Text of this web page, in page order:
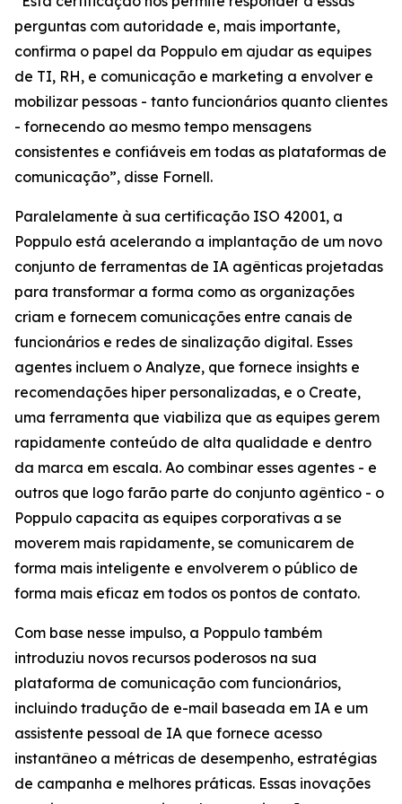
perguntas com autoridade e, mais importante,
confirma o papel da Poppulo em ajudar as equipes
de TI, RH, e comunicação e marketing a envolver e
mobilizar pessoas - tanto funcionários quanto clientes
- fornecendo ao mesmo tempo mensagens
consistentes e confiáveis em todas as plataformas de
comunicação”, disse Fornell.
Paralelamente à sua certificação ISO 42001, a
Poppulo está acelerando a implantação de um novo
conjunto de ferramentas de IA agênticas projetadas
para transformar a forma como as organizações
criam e fornecem comunicações entre canais de
funcionários e redes de sinalização digital. Esses
agentes incluem o Analyze, que fornece insights e
recomendações hiper personalizadas, e o Create,
uma ferramenta que viabiliza que as equipes gerem
rapidamente conteúdo de alta qualidade e dentro
da marca em escala. Ao combinar esses agentes - e
outros que logo farão parte do conjunto agêntico - o
Poppulo capacita as equipes corporativas a se
moverem mais rapidamente, se comunicarem de
forma mais inteligente e envolverem o público de
forma mais eficaz em todos os pontos de contato.
Com base nesse impulso, a Poppulo também
introduziu novos recursos poderosos na sua
plataforma de comunicação com funcionários,
incluindo tradução de e-mail baseada em IA e um
assistente pessoal de IA que fornece acesso
instantâneo a métricas de desempenho, estratégias
de campanha e melhores práticas. Essas inovações